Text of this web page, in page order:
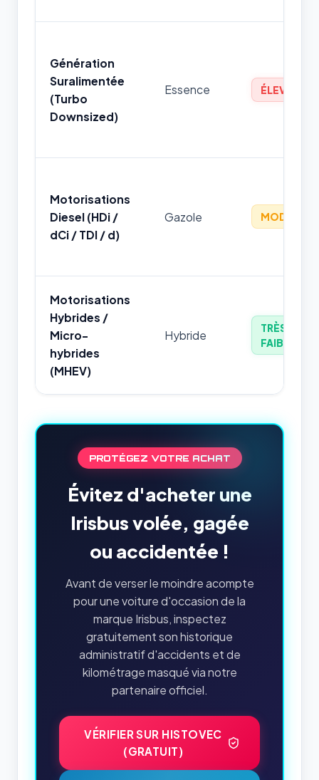
Génération
Suralimentée
(Turbo
Downsized)
Essence ÉLEVÉ
Motorisations
Diesel (HDi /
dCi / TDI / d)
Gazole MODÉRÉ
Motorisations
Hybrides /
Micro-
hybrides
(MHEV)
Hybride
TRÈS
FAIBLE
PROTÉGEZ VOTRE ACHAT
Évitez d'acheter une
Irisbus volée, gagée
ou accidentée !
Avant de verser le moindre acompte
pour une voiture d'occasion de la
marque Irisbus, inspectez
gratuitement son historique
administratif d'accidents et de
kilométrage masqué via notre
partenaire officiel.
VÉRIFIER SUR HISTOVEC
(GRATUIT)